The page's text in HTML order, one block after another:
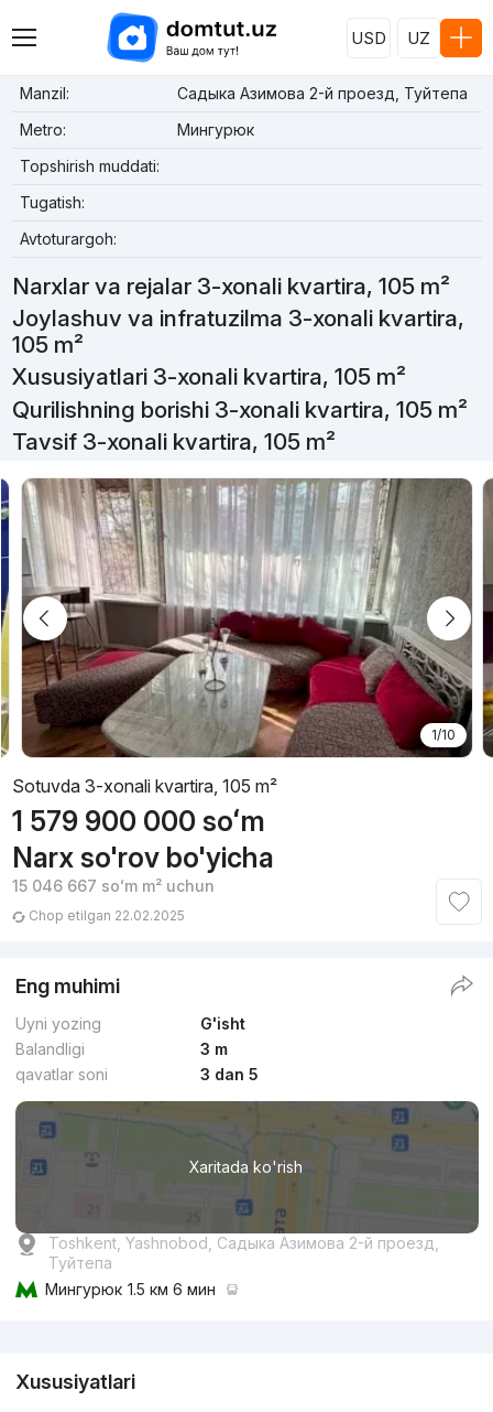
USD UZ
Manzil:
Садыка Азимова 2-й проезд, Туйтепа
Metro:
Мингурюк
Topshirish muddati:
Tugatish:
Avtoturargoh:
Narxlar va rejalar 3-xonali kvartira, 105 m²
Joylashuv va infratuzilma 3-xonali kvartira,
105 m²
Xususiyatlari 3-xonali kvartira, 105 m²
Qurilishning borishi 3-xonali kvartira, 105 m²
Tavsif 3-xonali kvartira, 105 m²
1/10
Sotuvda 3-xonali kvartira, 105 m²
1 579 900 000 soʻm
Narx so'rov bo'yicha
15 046 667 soʻmm² uchun
Chop etilgan 22.02.2025
Eng muhimi
Uyni yozing
G'isht
Balandligi
3 m
qavatlar soni
3 dan 5
Xaritada ko'rish
Toshkent, Yashnobod, Садыка Азимова 2-й проезд,
Туйтепа
Мингурюк 1.5 км 6 мин
Xususiyatlari